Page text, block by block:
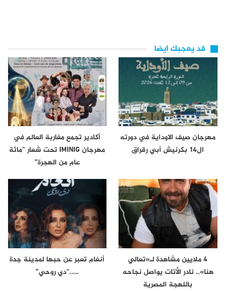
قد يعجبك ايضا
مهرجان صيف الاوداية في دورته
ال14 بكرنيش أبي رقراق
أكادير تجمع مغاربة العالم في
مهرجان IMINIG تحت شعار “مائة
عام من الهجرة”
4 ملايين مشاهدة لـ«تعالي
هنا».. نادر الأتات يواصل نجاحه
باللهجة المصرية
أنغام تعبر عن حبها لمدينة جدة
…..“دي روحي”